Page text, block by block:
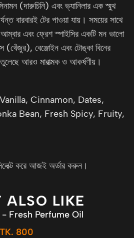
(দারুচিনি) এবং ভ্যানিলার এক স্মুথ
বারবারই টের পাওয়া যায়। সময়ের সাথে
এবং ফ্রেশ স্পাইসির একটি মন ভালো
(খেঁজুর), বেঞ্জোইন এবং টোঙ্কা বিনের
আরও মারাত্মক ও আকর্ষণীয়।
Cinnamon, Dates,
Bean, Fresh Spicy, Fruity,
করে আজই অর্ডার করুন।
ALSO LIKE
Fresh Perfume Oil
TK. 800